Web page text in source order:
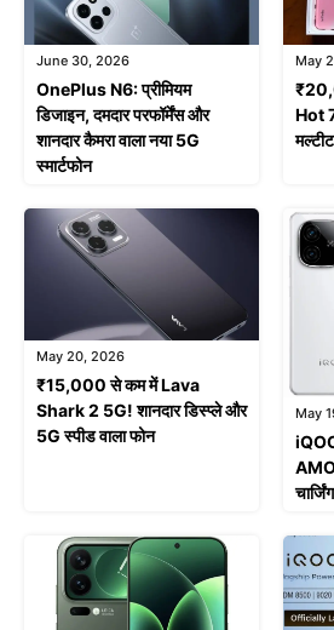
June 30, 2026
OnePlus N6: प्रीमियम
डिजाइन, दमदार परफॉर्मेंस और
शानदार कैमरा वाला नया 5G
स्मार्टफोन
May
Hot
May 20, 2026
₹15,000 से कम में Lava
Shark 2 5G! शानदार डिस्प्ले और
5G स्पीड वाला फोन
May